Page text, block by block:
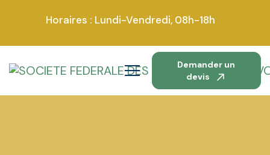
Horaires : Lundi-Vendredi, 08h-18h
Demander un
devis